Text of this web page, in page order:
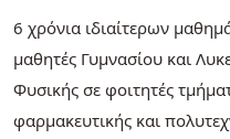
6 χρόνια ιδιαίτερων
μαθητές Γυμνασίου και
Φυσικής σε φοιτητές
φαρμακευτικής και